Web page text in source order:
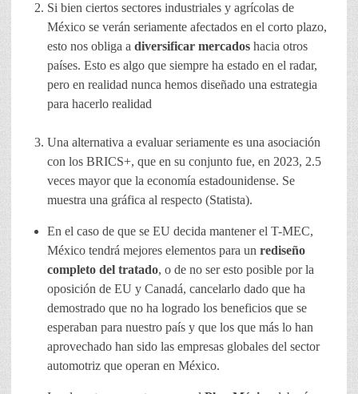
Si bien ciertos sectores industriales y agrícolas de
México se verán seriamente afectados en el corto plazo,
esto nos obliga a diversificar mercados hacia otros
países. Esto es algo que siempre ha estado en el radar,
pero en realidad nunca hemos diseñado una estrategia
para hacerlo realidad
Una alternativa a evaluar seriamente es una asociación
con los BRICS+, que en su conjunto fue, en 2023, 2.5
veces mayor que la economía estadounidense. Se
muestra una gráfica al respecto (Statista).
En el caso de que se EU decida mantener el T-MEC,
México tendrá mejores elementos para un rediseño
completo del tratado, o de no ser esto posible por la
oposición de EU y Canadá, cancelarlo dado que ha
demostrado que no ha logrado los beneficios que se
esperaban para nuestro país y que los que más lo han
aprovechado han sido las empresas globales del sector
automotriz que operan en México.